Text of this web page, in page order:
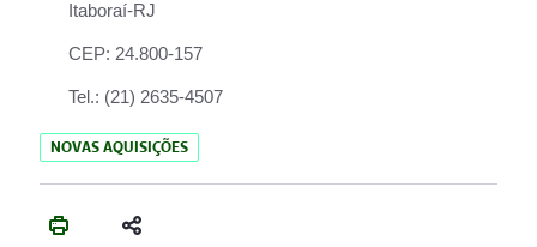
Itaboraí-RJ
CEP: 24.800-157
Tel.: (21) 2635-4507
NOVAS AQUISIÇÕES